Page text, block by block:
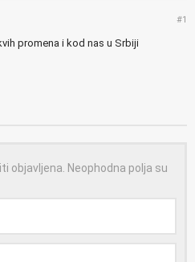
#1
promena i kod nas u Srbiji
objavljena. Neophodna polja su